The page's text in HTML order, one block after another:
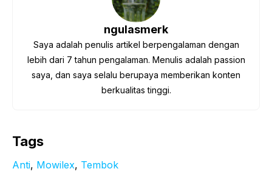
ngulasmerk
Saya adalah penulis artikel berpengalaman dengan
lebih dari 7 tahun pengalaman. Menulis adalah passion
saya, dan saya selalu berupaya memberikan konten
berkualitas tinggi.
Tags
Anti, Mowilex, Tembok